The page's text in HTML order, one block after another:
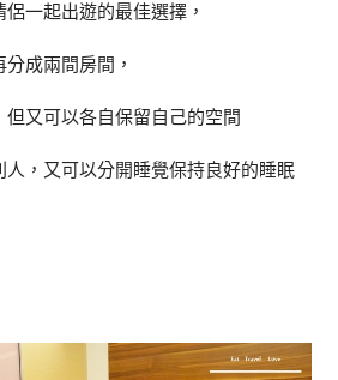
一起出遊的最佳選擇，
成兩間房間，
又可以各自保留自己的空間
人，又可以分開睡覺保持良好的睡眠